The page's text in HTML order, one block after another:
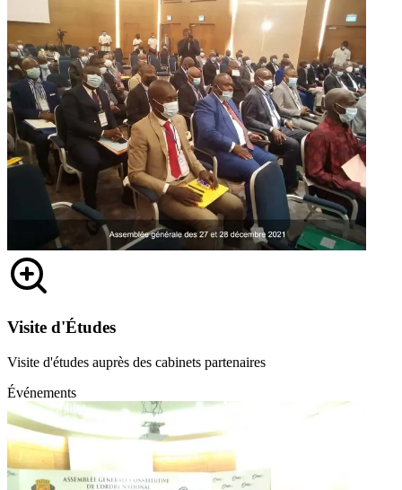
Visite d'Études
Visite d'études auprès des cabinets partenaires
Événements